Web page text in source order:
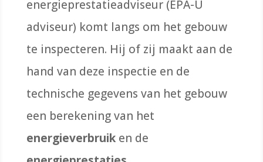
energieprestatieadviseur (EPA-U
adviseur) komt langs om het gebouw
te inspecteren. Hij of zij maakt aan de
hand van deze inspectie en de
technische gegevens van het gebouw
een berekening van het
energieverbruik en de